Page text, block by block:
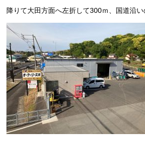
降りて大田方面へ左折して300ｍ、国道沿